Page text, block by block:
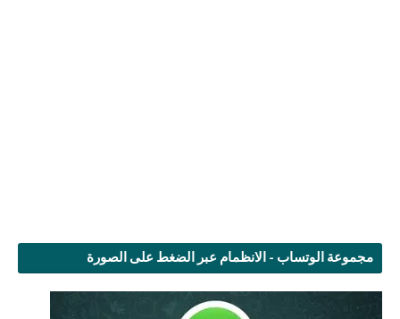
مجموعة الوتساب - الانظمام عبر الضغط على الصورة